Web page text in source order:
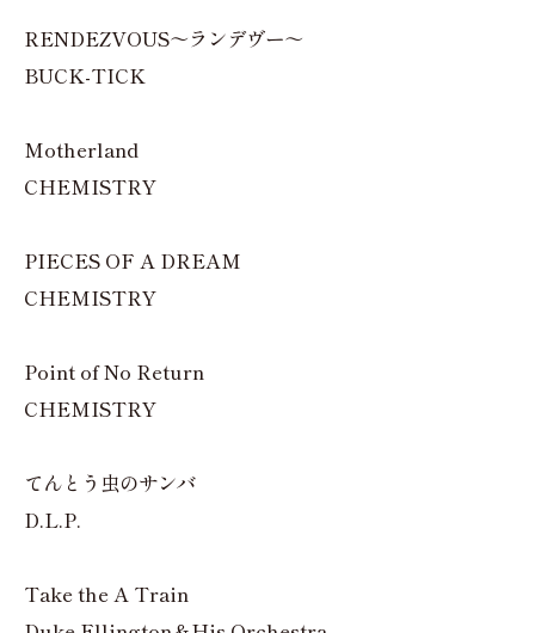
RENDEZVOUS～ランデヴー～
BUCK-TICK
Motherland
CHEMISTRY
PIECES OF A DREAM
CHEMISTRY
Point of No Return
CHEMISTRY
てんとう虫のサンバ
D.L.P.
Take the A Train